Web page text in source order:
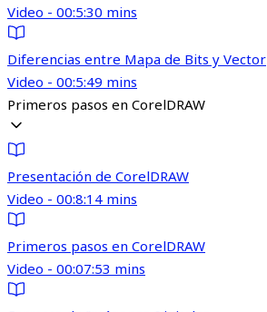
Video - 00:5:30 mins
Diferencias entre Mapa de Bits y Vector
Video - 00:5:49 mins
Primeros pasos en CorelDRAW
Presentación de CorelDRAW
Video - 00:8:14 mins
Primeros pasos en CorelDRAW
Video - 00:07:53 mins